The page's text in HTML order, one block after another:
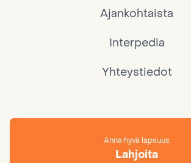
Ajankohtaista
Interpedia
Yhteystiedot
Anna hyvä lapsuus
Lahjoita